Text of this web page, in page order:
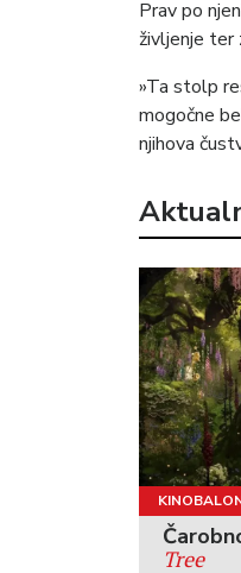
Prav po
življenje ter
»Ta stolp
mogočne
njihova
Tree